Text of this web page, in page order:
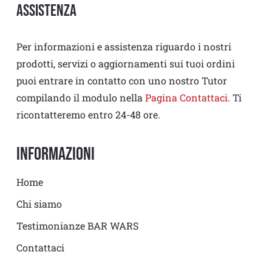
Assistenza
Per informazioni e assistenza riguardo i nostri
prodotti, servizi o aggiornamenti sui tuoi ordini
puoi entrare in contatto con uno nostro Tutor
compilando il modulo nella Pagina Contattaci. Ti
ricontatteremo entro 24-48 ore.
Informazioni
Home
Chi siamo
Testimonianze BAR WARS
Contattaci